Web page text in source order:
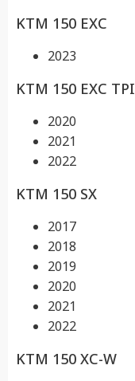
KTM 150 EXC
2023
KTM 150 EXC TPI
2020
2021
2022
KTM 150 SX
2017
2018
2019
2020
2021
2022
KTM 150 XC-W